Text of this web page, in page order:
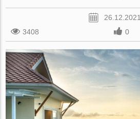
26.12.2021
3408
0